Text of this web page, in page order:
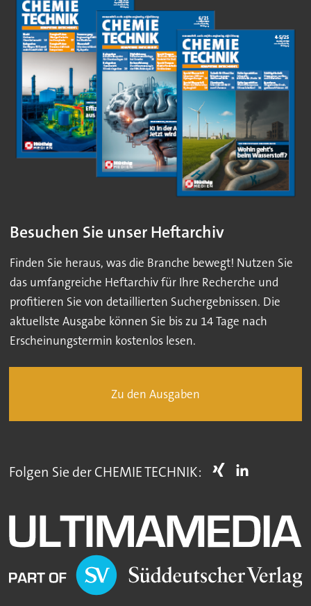
Besuchen Sie unser Heftarchiv
Finden Sie heraus, was die Branche bewegt! Nutzen Sie
das umfangreiche Heftarchiv für Ihre Recherche und
profitieren Sie von detaillierten Suchergebnissen. Die
aktuellste Ausgabe können Sie bis zu 14 Tage nach
Erscheinungstermin kostenlos lesen.
Zu den Ausgaben
Folgen Sie der CHEMIE TECHNIK: